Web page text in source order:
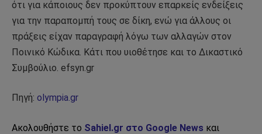
ότι για κάποιους δεν προκύπτουν επαρκείς ενδείξεις
για την παραπομπή τους σε δίκη, ενώ για άλλους οι
πράξεις είχαν παραγραφή λόγω των αλλαγών στον
Ποινικό Κώδικα. Κάτι που υιοθέτησε και το Δικαστικό
Συμβούλιο. efsyn.gr
Πηγή: olympia.gr
Ακολουθήστε το Sahiel.gr στο Google News και